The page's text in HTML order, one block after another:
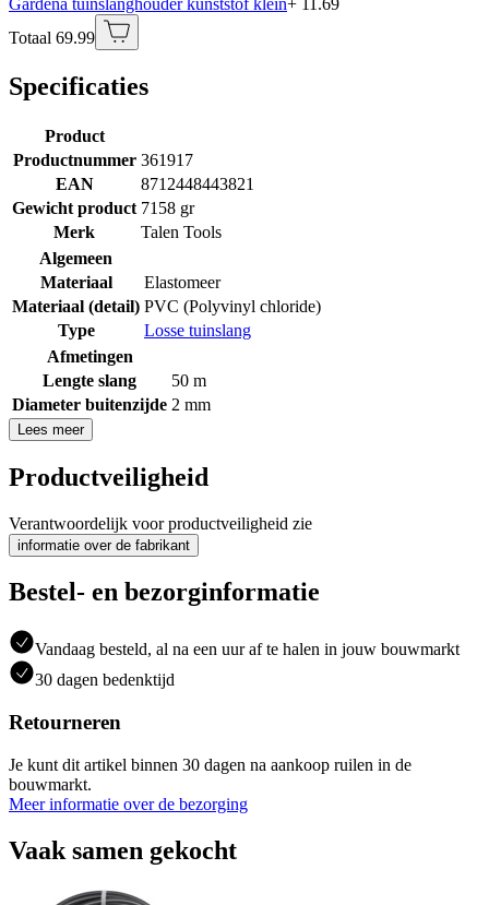
Gardena tuinslanghouder kunststof klein+ 11.69
Totaal 69.99
Specificaties
Product
Productnummer 361917
EAN
8712448443821
Gewicht product 7158 gr
Merk
Talen Tools
Algemeen
Materiaal
Elastomeer
Materiaal (detail) PVC (Polyvinyl chloride)
Type
Losse tuinslang
Afmetingen
Lengte slang
50 m
Diameter buitenzijde 2 mm
Lees meer
Productveiligheid
Verantwoordelijk voor productveiligheid zie
informatie over de fabrikant
Bestel- en bezorginformatie
Vandaag besteld, al na een uur af te halen in jouw bouwmarkt
30 dagen bedenktijd
Retourneren
Je kunt dit artikel binnen 30 dagen na aankoop ruilen in de
bouwmarkt.
Meer informatie over de bezorging
Vaak samen gekocht